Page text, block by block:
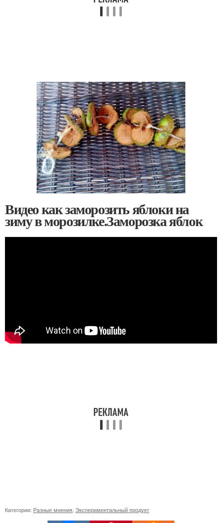
Видео как заморозить яблоки на
зиму в морозилке.Заморозка яблок
Категории: Разные мнения Экспериментальный продукт